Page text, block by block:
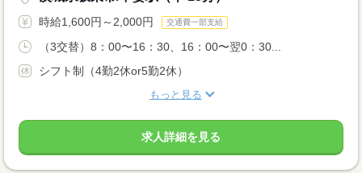
時給1,600円～2,000円 交通費一部支給
（3交替）8：00〜16：30、16：00〜翌0：30...
シフト制（4勤2休or5勤2休）
もっと見る
求人詳細を見る